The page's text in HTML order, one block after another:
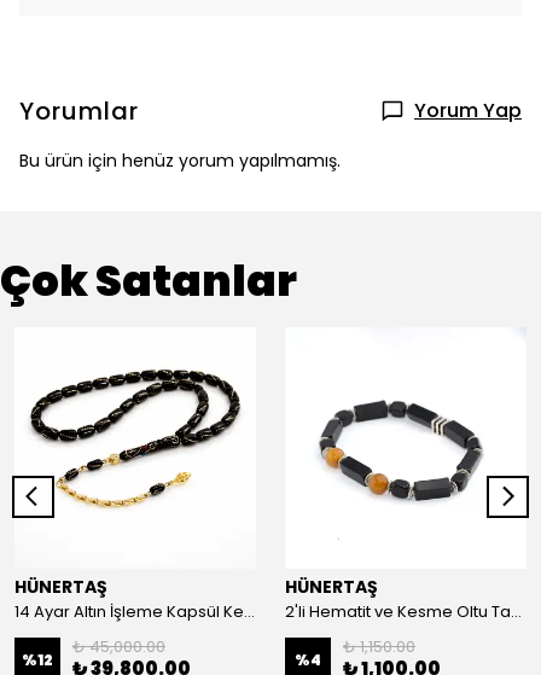
Yorumlar Yorum Yap
Bu ürün için henüz yorum yapılmamış.
Çok Satanlar
HÜNERTAŞ
14 Ayar Altın İşleme Kapsül Kesim Oltu Taşı Tespih
%12
₺ 45,000.00
₺ 39,800.00
HÜNERTAŞ
2'li Hematit ve Kesme Oltu Taşı Bileklik
%4
₺ 1,150.00
₺ 1,100.00